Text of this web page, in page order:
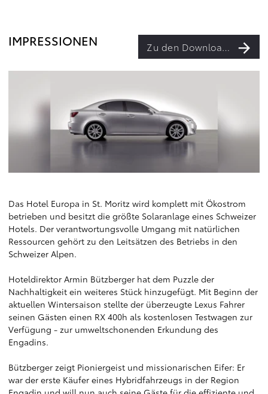
IMPRESSIONEN Zu den Downloads
Das Hotel Europa in St. Moritz wird komplett mit Ökostrom
betrieben und besitzt die größte Solaranlage eines Schweizer
Hotels. Der verantwortungsvolle Umgang mit natürlichen
Ressourcen gehört zu den Leitsätzen des Betriebs in den
Schweizer Alpen.
Hoteldirektor Armin Bützberger hat dem Puzzle der
Nachhaltigkeit ein weiteres Stück hinzugefügt. Mit Beginn der
aktuellen Wintersaison stellte der überzeugte Lexus Fahrer
seinen Gästen einen RX 400h als kostenlosen Testwagen zur
Verfügung - zur umweltschonenden Erkundung des
Engadins.
Bützberger zeigt Pioniergeist und missionarischen Eifer: Er
war der erste Käufer eines Hybridfahrzeugs in der Region